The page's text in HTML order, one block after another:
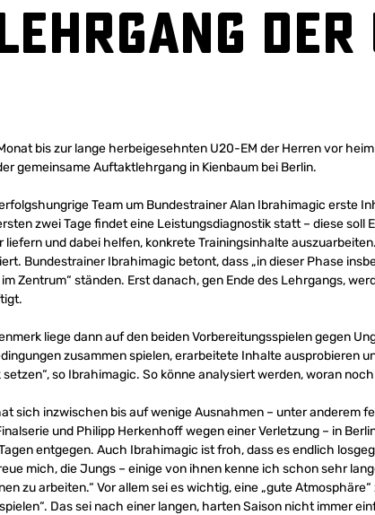
bis zur lange herbeigesehnten U20-EM der Herren vor
gemeinsame Auftaktlehrgang in Kienbaum bei Berlin.
Team um Bundestrainer Alan Ibrahimagic erste
zwei Tage findet eine Leistungsdiagnostik statt – diese soll
liefern und dabei helfen, konkrete Trainingsinhalte
Bundestrainer Ibrahimagic betont, dass „in dieser Phase
Zentrum“ ständen. Erst danach, gen Ende des Lehrgangs,
liege dann auf den beiden Vorbereitungsspielen gegen
zusammen spielen, erarbeitete Inhalte ausprobieren
so Ibrahimagic. So könne analysiert werden, woran
sich inzwischen bis auf wenige Ausnahmen – unter anderem
und Philipp Herkenhoff wegen einer Verletzung – in
entgegen. Auch Ibrahimagic ist froh, dass es endlich
mich, die Jungs – einige von ihnen kenne ich schon sehr
zu arbeiten.“ Vor allem sei es wichtig, eine „gute
Das sei nach einer langen, harten Saison nicht immer